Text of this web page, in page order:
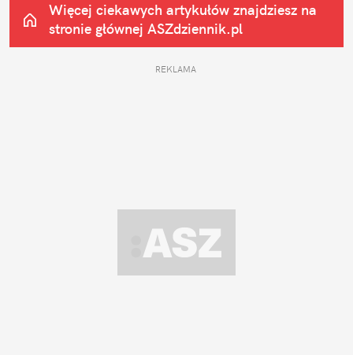
Więcej ciekawych artykułów znajdziesz na
stronie głównej ASZdziennik.pl
REKLAMA